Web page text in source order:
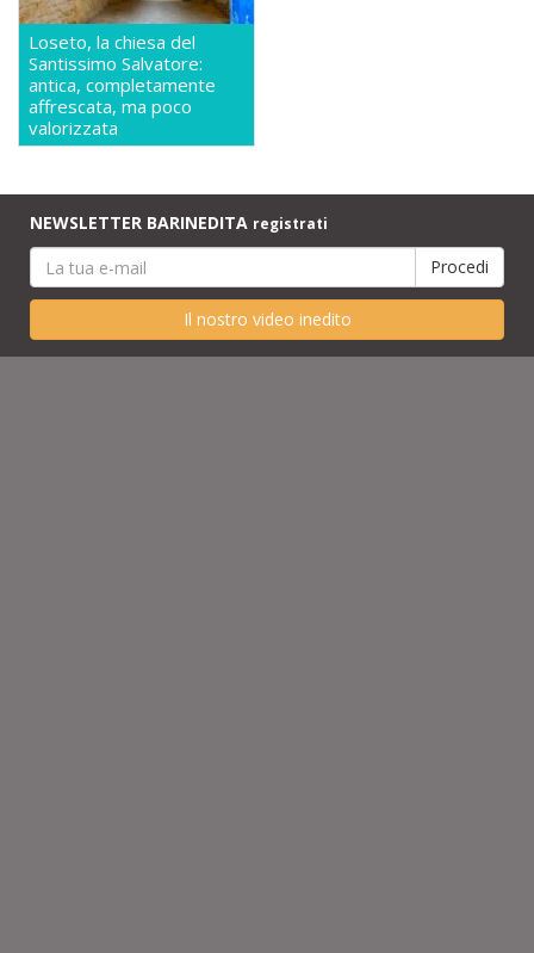
Loseto, la chiesa del
Santissimo Salvatore:
antica, completamente
affrescata, ma poco
valorizzata
NEWSLETTER BARINEDITA registrati
Il nostro video inedito